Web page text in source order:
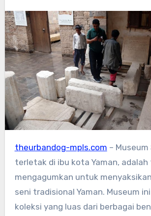
theurbandog-mpls.com – Museum
terletak di ibu kota Yaman,
mengagumkan untuk
seni tradisional Yaman. Museum
koleksi yang luas dari berbagai